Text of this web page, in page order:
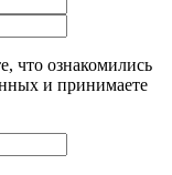
что ознакомились
и принимаете